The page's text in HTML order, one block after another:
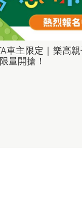
車主限定｜樂高
量開搶！